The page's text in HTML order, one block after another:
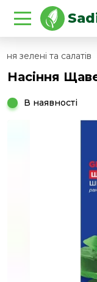
зелені та салатів
Насіння
В наявності